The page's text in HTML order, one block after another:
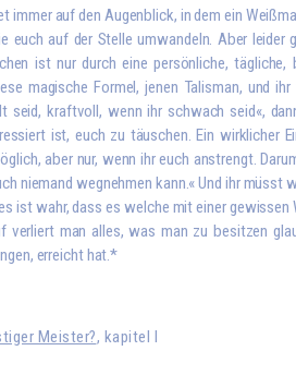
immer auf den Augenblick, in dem ein
euch auf der Stelle umwandeln. Aber
ist nur durch eine persönliche,
magische Formel, jenen Talisman, und
seid, kraftvoll, wenn ihr schwach seid«,
ist, euch zu täuschen. Ein wirklicher
aber nur, wenn ihr euch anstrengt.
niemand wegnehmen kann.« Und ihr
ist wahr, dass es welche mit einer
verliert man alles, was man zu besitzen
erreicht hat.*
Meister?, kapitel I